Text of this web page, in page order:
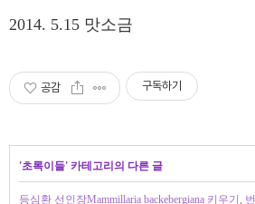
2014. 5.15 맛소금
공감 구독하기
'초록이들' 카테고리의 다른 글
등심환 선인장Mammillaria backebergiana 키우기,